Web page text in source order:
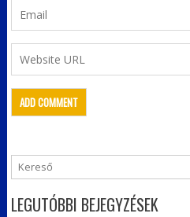
LEGUTÓBBI BEJEGYZÉSEK